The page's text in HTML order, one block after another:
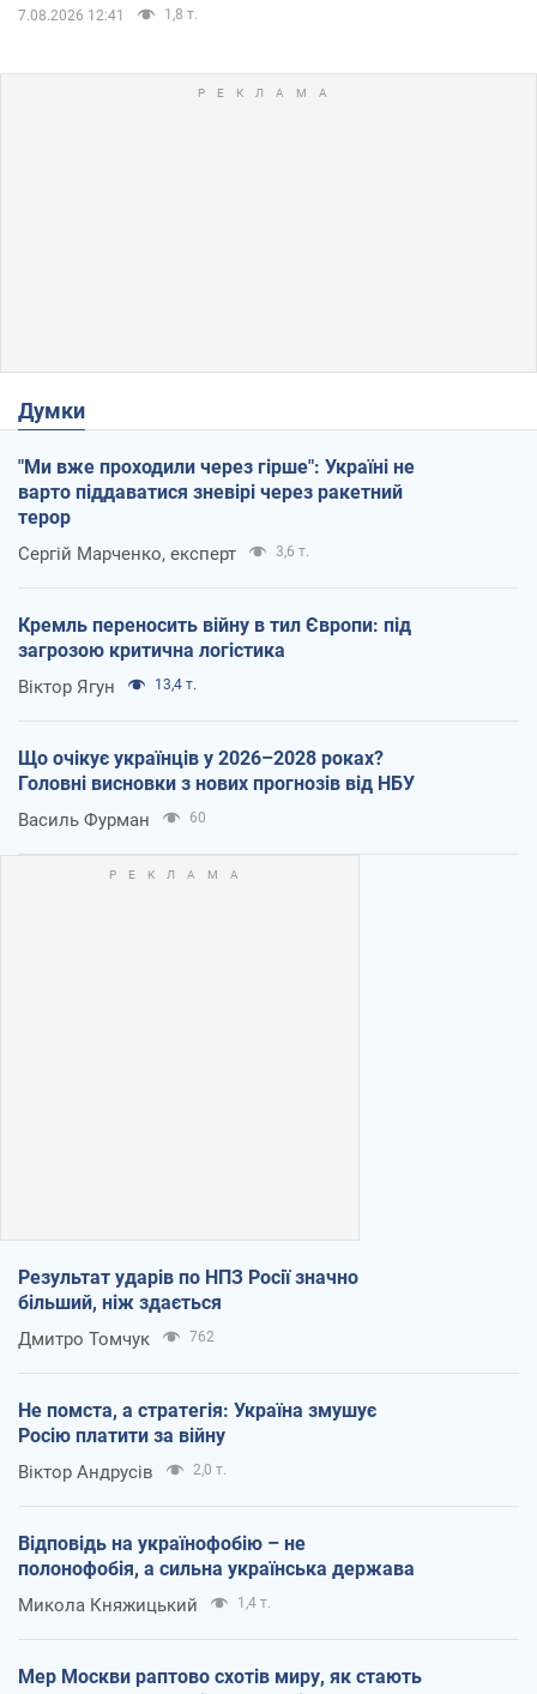
7.08.2026 12:41 1,8 т.
Думки
"Ми вже проходили через гірше": Україні не
варто піддаватися зневірі через ракетний
терор
Сергій Марченко, експерт 3,6 т.
Кремль переносить війну в тил Європи: під
загрозою критична логістика
Віктор Ягун 13,4 т.
Що очікує українців у 2026–2028 роках?
Головні висновки з нових прогнозів від НБУ
Василь Фурман 60
Результат ударів по НПЗ Росії значно
більший, ніж здається
Дмитро Томчук 762
Не помста, а стратегія: Україна змушує
Росію платити за війну
Віктор Андрусів 2,0 т.
Відповідь на українофобію – не
полонофобія, а сильна українська держава
Микола Княжицький 1,4 т.
Мер Москви раптово схотів миру, як стають